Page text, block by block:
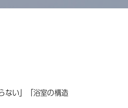
ない」「浴室の構造